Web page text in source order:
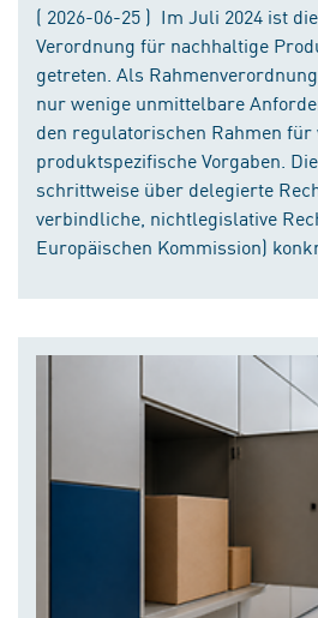
( 2026-06-25 ) Im Juli 2024 ist
Verordnung für nachhaltige
getreten. Als
nur wenige unmittelbare
den regulatorischen Rahmen
produktspezifische Vorgaben.
schrittweise über delegierte
verbindliche, nichtlegislative
Europäischen Kommission)